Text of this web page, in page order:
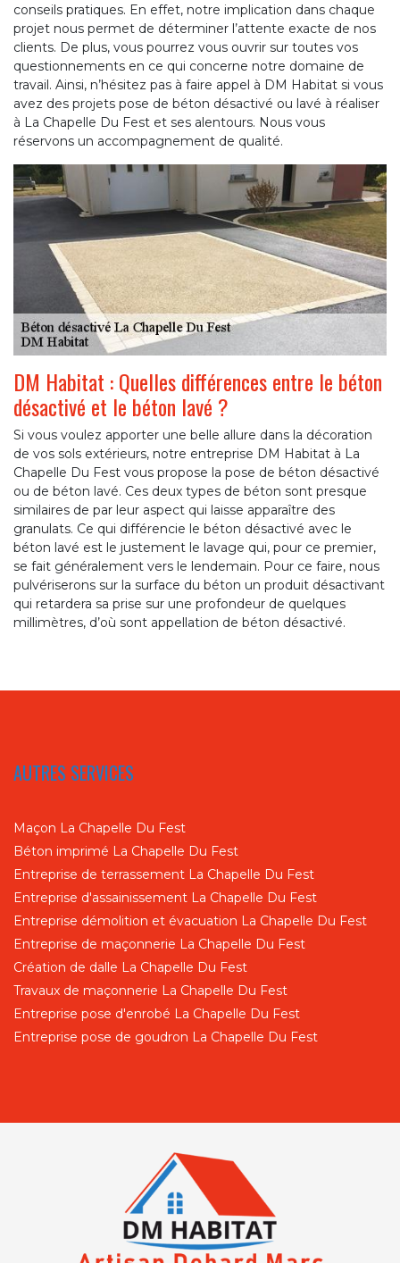
conseils pratiques. En effet, notre implication dans chaque
projet nous permet de déterminer l’attente exacte de nos
clients. De plus, vous pourrez vous ouvrir sur toutes vos
questionnements en ce qui concerne notre domaine de
travail. Ainsi, n’hésitez pas à faire appel à DM Habitat si vous
avez des projets pose de béton désactivé ou lavé à réaliser
à La Chapelle Du Fest et ses alentours. Nous vous
réservons un accompagnement de qualité.
DM Habitat : Quelles différences entre le béton
désactivé et le béton lavé ?
Si vous voulez apporter une belle allure dans la décoration
de vos sols extérieurs, notre entreprise DM Habitat à La
Chapelle Du Fest vous propose la pose de béton désactivé
ou de béton lavé. Ces deux types de béton sont presque
similaires de par leur aspect qui laisse apparaître des
granulats. Ce qui différencie le béton désactivé avec le
béton lavé est le justement le lavage qui, pour ce premier,
se fait généralement vers le lendemain. Pour ce faire, nous
pulvériserons sur la surface du béton un produit désactivant
qui retardera sa prise sur une profondeur de quelques
millimètres, d’où sont appellation de béton désactivé.
AUTRES SERVICES
Maçon La Chapelle Du Fest
Béton imprimé La Chapelle Du Fest
Entreprise de terrassement La Chapelle Du Fest
Entreprise d'assainissement La Chapelle Du Fest
Entreprise démolition et évacuation La Chapelle Du Fest
Entreprise de maçonnerie La Chapelle Du Fest
Création de dalle La Chapelle Du Fest
Travaux de maçonnerie La Chapelle Du Fest
Entreprise pose d'enrobé La Chapelle Du Fest
Entreprise pose de goudron La Chapelle Du Fest